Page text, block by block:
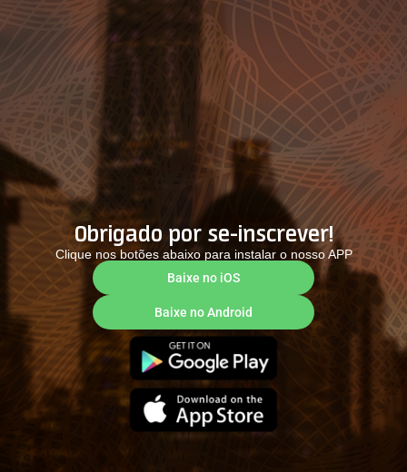
Obrigado por se-inscrever!
Clique nos botões abaixo para instalar o nosso APP
Baixe no iOS
Baixe no Android